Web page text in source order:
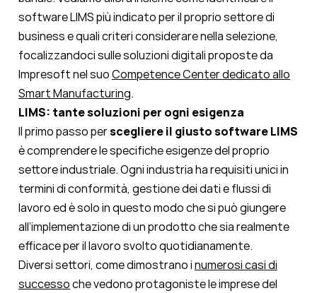
software LIMS più indicato per il proprio settore di
business e quali criteri considerare nella selezione,
focalizzandoci sulle soluzioni digitali proposte da
Impresoft nel suoCompetence Center dedicato allo
Smart Manufacturing.
LIMS: tante soluzioni per ogni esigenza
Il primo passo perscegliere il giusto software LIMS
è comprendere le specifiche esigenze del proprio
settore industriale. Ogni industria ha requisiti unici in
termini di conformità, gestione dei dati e flussi di
lavoro ed è solo in questo modo che si può giungere
all’implementazione di un prodotto che sia realmente
efficace per il lavoro svolto quotidianamente.
Diversi settori, come dimostrano inumerosi casi di
successoche vedono protagoniste le imprese del